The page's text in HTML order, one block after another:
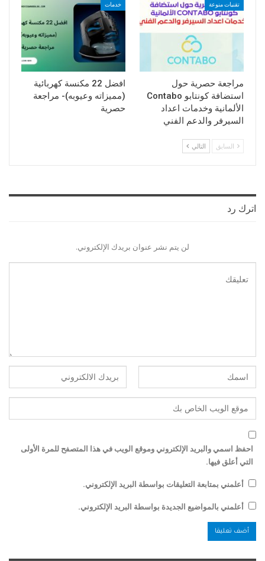
تقنيات منوعة
مراجعة حصرية حول
استضافة كونتابو Contabo
الألمانية وخدمات اعداد
السيرفر والدعم الفني
خدمات
افضل 22 مكنسة كهربائية
(مميزاته وعيوبه)- مراجعة
حصرية
السابق التالي
اترك رد
لن يتم نشر عنوان بريدك الإلكتروني.
احفظ اسمي والبريد الإلكتروني وموقع الويب في هذا المتصفح للمرة الأولى
التي أعلق فيها.
أعلمني بمتابعة التعليقات بواسطة البريد الإلكتروني.
أعلمني بالمواضيع الجديدة بواسطة البريد الإلكتروني.